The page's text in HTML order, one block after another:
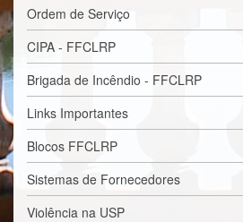
Concursos
Concursos
Processos
Seletivos
Licitações/Contratações
Ordem de Serviço
CIPA - FFCLRP
Brigada de Incêndio - FFCLRP
Links Importantes
Blocos FFCLRP
Sistemas de Fornecedores
Violência na USP